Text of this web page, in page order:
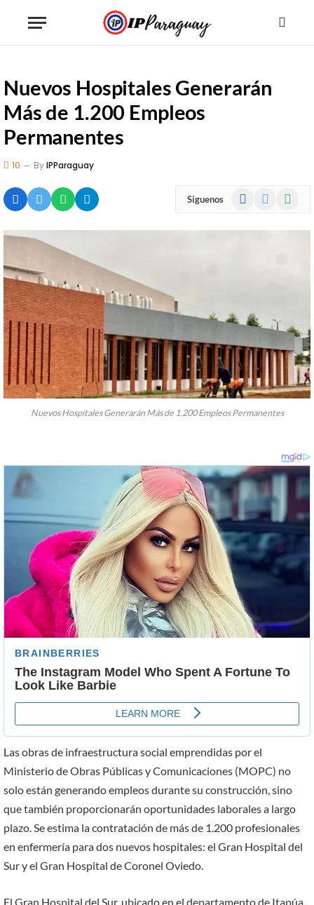
Nuevos Hospitales Generarán
Más de 1.200 Empleos
Permanentes
10 ByIPParaguay
Siguenos Facebook
Nuevos Hospitales Generarán Más de 1.200 Empleos Permanentes
Las obras de infraestructura social emprendidas por el
Ministerio de Obras Públicas y Comunicaciones (MOPC) no
solo están generando empleos durante su construcción, sino
que también proporcionarán oportunidades laborales a largo
plazo. Se estima la contratación de más de 1.200 profesionales
en enfermería para dos nuevos hospitales: el Gran Hospital del
Sur y el Gran Hospital de Coronel Oviedo.
El Gran Hospital del Sur, ubicado en el departamento de Itapúa,